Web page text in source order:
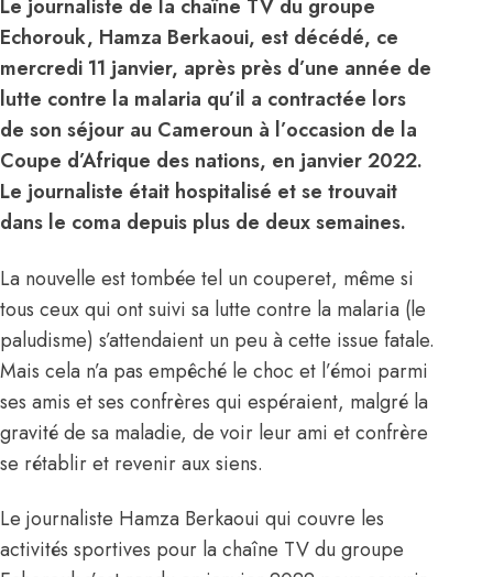
Le journaliste de la chaîne TV du groupe
Echorouk, Hamza Berkaoui, est décédé, ce
mercredi 11 janvier, après près d’une année de
lutte contre la malaria qu’il a contractée lors
de son séjour au Cameroun à l’occasion de la
Coupe d’Afrique des nations, en janvier 2022.
Le journaliste était hospitalisé et se trouvait
dans le coma depuis plus de deux semaines.
La nouvelle est tombée tel un couperet, même si
tous ceux qui ont suivi sa lutte contre la malaria (le
paludisme) s’attendaient un peu à cette issue fatale.
Mais cela n’a pas empêché le choc et l’émoi parmi
ses amis et ses confrères qui espéraient, malgré la
gravité de sa maladie, de voir leur ami et confrère
se rétablir et revenir aux siens.
Le journaliste Hamza Berkaoui qui couvre les
activités sportives pour la chaîne TV du groupe